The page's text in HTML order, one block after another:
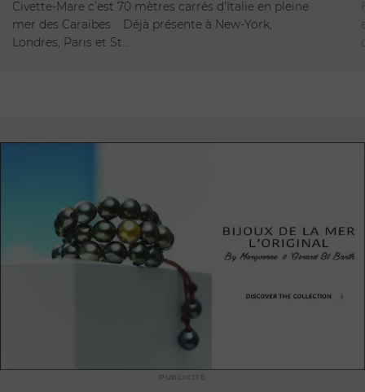
Civette-Mare c’est 70 mètres carrés d’Italie en pleine
mer des Caraïbes. Déjà présente à New-York,
Londres, Paris et St…